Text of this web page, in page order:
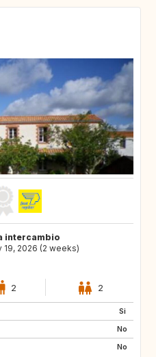
intercambio
19, 2026 (2 weeks)
2 2
Si
No
No